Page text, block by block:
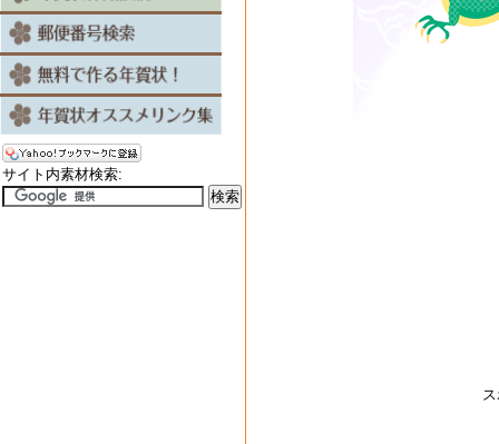
サイト内素材検索: